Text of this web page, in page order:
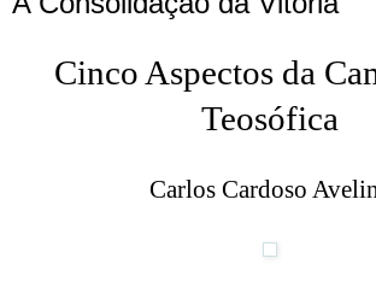
Cinco Aspectos da
Teosófica
Carlos Cardoso